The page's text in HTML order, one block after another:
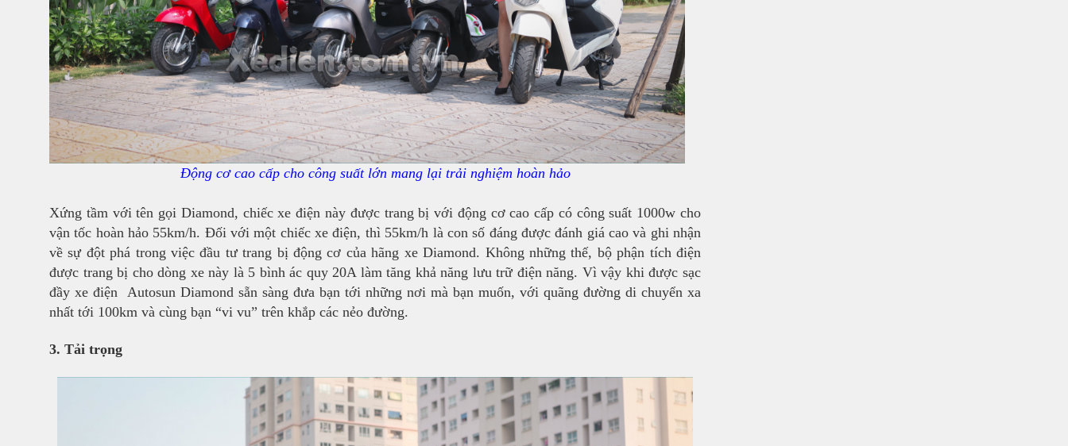
Động cơ cao cấp cho công suất lớn mang lại trải nghiệm hoàn hảo
Xứng tầm với tên gọi Diamond, chiếc xe điện này được trang bị với động cơ cao cấp có công suất 1000w cho
vận tốc hoàn hảo 55km/h. Đối với một chiếc xe điện, thì 55km/h là con số đáng được đánh giá cao và ghi nhận
về sự đột phá trong việc đầu tư trang bị động cơ của hãng xe Diamond. Không những thế, bộ phận tích điện
được trang bị cho dòng xe này là 5 bình ác quy 20A làm tăng khả năng lưu trữ điện năng. Vì vậy khi được sạc
đầy xe điện Autosun Diamond sẵn sàng đưa bạn tới những nơi mà bạn muốn, với quãng đường di chuyển xa
nhất tới 100km và cùng bạn “vi vu” trên khắp các nẻo đường.
3. Tải trọng